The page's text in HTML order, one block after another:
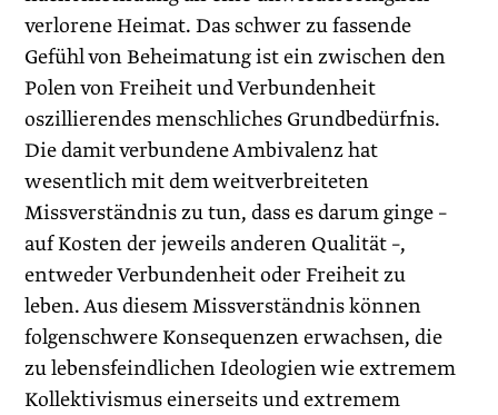
verlorene Heimat. Das schwer zu fassende
Gefühl von Beheimatung ist ein zwischen den
Polen von Freiheit und Verbundenheit
oszillierendes menschliches Grundbedürfnis.
Die damit verbundene Ambivalenz hat
wesentlich mit dem weitverbreiteten
Missverständnis zu tun, dass es darum ginge –
auf Kosten der jeweils anderen Qualität –,
entweder Verbundenheit oder Freiheit zu
leben. Aus diesem Missverständnis können
folgenschwere Konsequenzen erwachsen, die
zu lebensfeindlichen Ideologien wie extremem
Kollektivismus einerseits und extremem